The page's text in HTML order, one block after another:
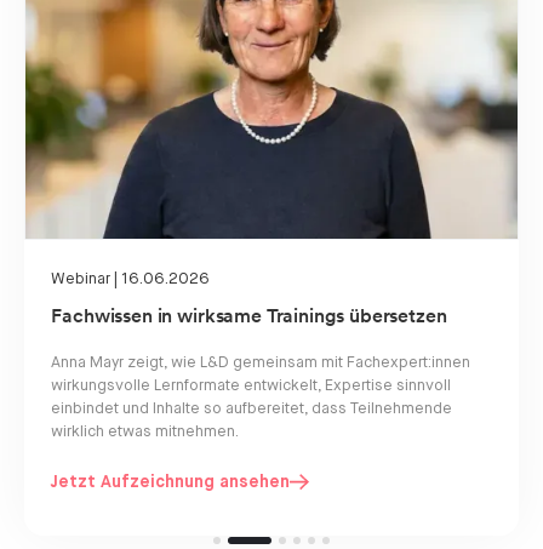
Webinar | 16.06.2026
Fachwissen in wirksame Trainings übersetzen
Anna Mayr zeigt, wie L&D gemeinsam mit Fachexpert:innen
wirkungsvolle Lernformate entwickelt, Expertise sinnvoll
einbindet und Inhalte so aufbereitet, dass Teilnehmende
wirklich etwas mitnehmen.
Jetzt Aufzeichnung ansehen